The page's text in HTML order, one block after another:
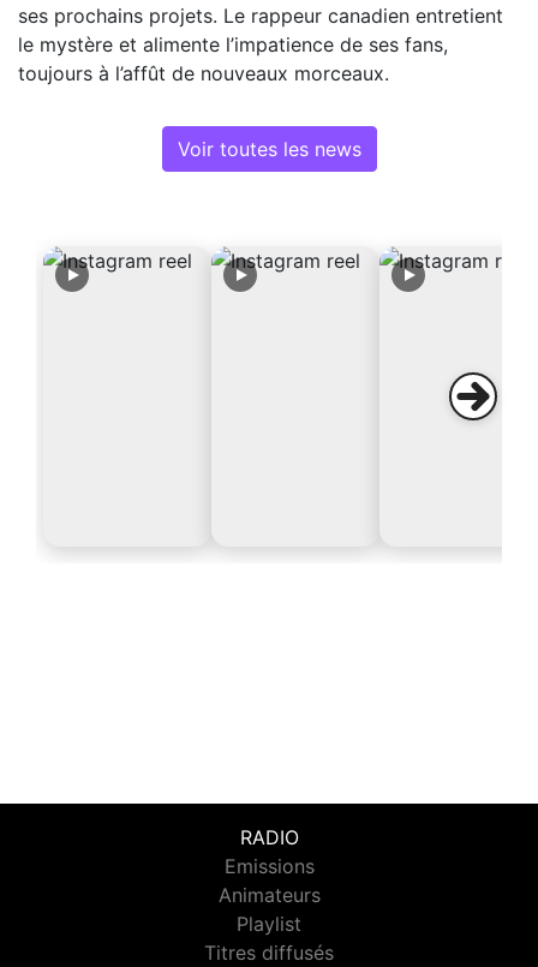
ses prochains projets. Le rappeur canadien entretient
le mystère et alimente l’impatience de ses fans,
toujours à l’affût de nouveaux morceaux.
Voir toutes les news
RADIO
Emissions
Animateurs
Playlist
Titres diffusés